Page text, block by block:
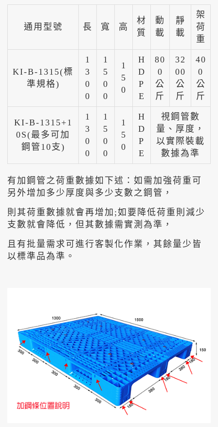
通用型號 長 寬 高
材
質
動
載
靜
載
架
荷
重
KI-B-1315(標
準規格)
1
3
0
0
1
5
0
0
1
5
0
H
D
P
E
80
0
公
斤
32
00
公
斤
40
0
公
斤
KI-B-1315+1
0S(最多可加
鋼管10支)
1
3
0
0
1
5
0
0
1
5
0
H
D
P
E
視鋼管數
量、厚度，
以實際裝載
數據為準
有加鋼管之荷重數據如下述：如需加強荷重可
另外增加多少厚度與多少支數之鋼管，
則其荷重數據就會再增加;如要降低荷重則減少
支數就會降低，但其數據需實測為準，
且有批量需求可進行客製化作業，其餘量少皆
以標準品為準。